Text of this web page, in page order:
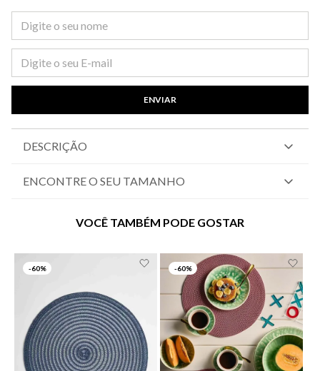
ENVIAR
DESCRIÇÃO
ENCONTRE O SEU TAMANHO
VOCÊ TAMBÉM PODE GOSTAR
-60% -60%